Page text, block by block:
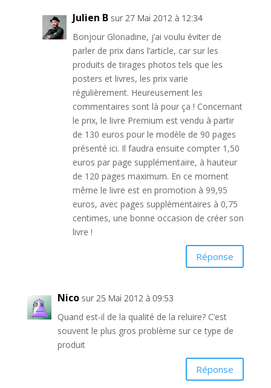
Julien B sur 27 Mai 2012 à 12:34
Bonjour Glonadine, j’ai voulu éviter de
parler de prix dans l’article, car sur les
produits de tirages photos tels que les
posters et livres, les prix varie
régulièrement. Heureusement les
commentaires sont là pour ça ! Concernant
le prix, le livre Premium est vendu à partir
de 130 euros pour le modèle de 90 pages
présenté ici. Il faudra ensuite compter 1,50
euros par page supplémentaire, à hauteur
de 120 pages maximum. En ce moment
même le livre est en promotion à 99,95
euros, avec pages supplémentaires à 0,75
centimes, une bonne occasion de créer son
livre !
Réponse
Nico sur 25 Mai 2012 à 09:53
Quand est-il de la qualité de la reluire? C’est
souvent le plus gros problème sur ce type de
produit
Réponse